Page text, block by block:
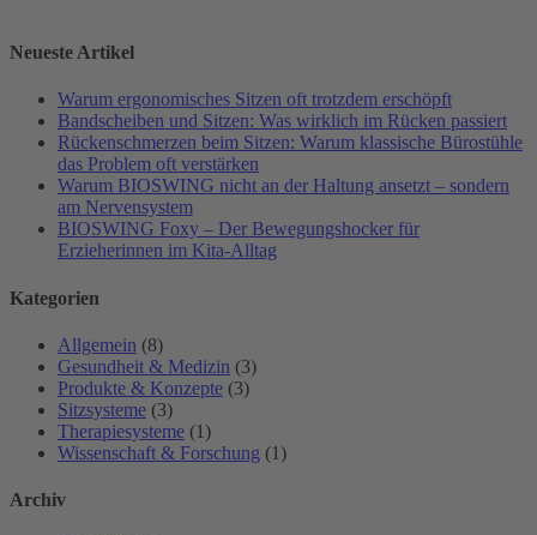
Neueste Artikel
Warum ergonomisches Sitzen oft trotzdem erschöpft
Bandscheiben und Sitzen: Was wirklich im Rücken passiert
Rückenschmerzen beim Sitzen: Warum klassische Bürostühle
das Problem oft verstärken
Warum BIOSWING nicht an der Haltung ansetzt – sondern
am Nervensystem
BIOSWING Foxy – Der Bewegungshocker für
Erzieherinnen im Kita-Alltag
Kategorien
Allgemein (8)
Gesundheit & Medizin (3)
Produkte & Konzepte (3)
Sitzsysteme (3)
Therapiesysteme (1)
Wissenschaft & Forschung (1)
Archiv